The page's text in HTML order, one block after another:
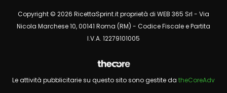
Copyright © 2026 RicettaSprint.it proprietà di WEB 365 Srl - Via
Nicola Marchese 10, 00141 Roma (RM) - Codice Fiscale e Partita
I.V.A. 12279101005
Le attività pubblicitarie su questo sito sono gestite da theCoreAdv